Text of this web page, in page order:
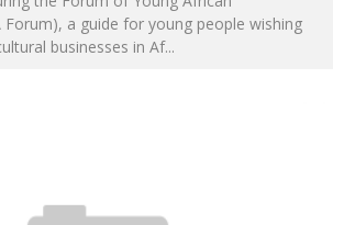
Forum), a guide for young people wishing
businesses in Af...